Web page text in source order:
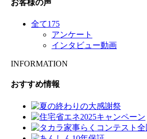
お客様の声
全て175
アンケート
インタビュー動画
INFORMATION
おすすめ情報